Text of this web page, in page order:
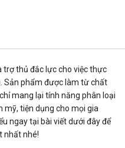
trợ thủ đắc lực cho việc thực
Sản phẩm được làm từ chất
mang lại tính năng phân loại
mỹ, tiện dụng cho mọi gia
ngay tại bài viết dưới đây để
nhất nhé!